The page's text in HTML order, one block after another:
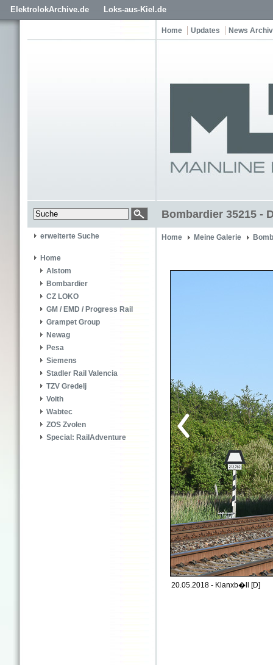
ElektrolokArchive.de Loks-aus-Kiel.de
Home Updates News Archiv
Bombardier 35215 -
erweiterte Suche
Home
Alstom
Bombardier
CZ LOKO
GM / EMD / Progress Rail
Grampet Group
Newag
Pesa
Siemens
Stadler Rail Valencia
TZV Gredelj
Voith
Wabtec
ZOS Zvolen
Special: RailAdventure
Home Meine Galerie
20.05.2018 - Klanxb�ll [D]